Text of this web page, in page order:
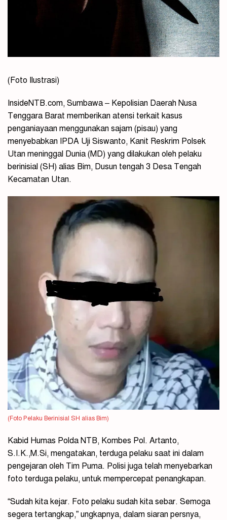
(Foto Ilustrasi)
InsideNTB.com, Sumbawa – Kepolisian Daerah Nusa
Tenggara Barat memberikan atensi terkait kasus
penganiayaan menggunakan sajam (pisau) yang
menyebabkan IPDA Uji Siswanto, Kanit Reskrim Polsek
Utan meninggal Dunia (MD) yang dilakukan oleh pelaku
berinisial (SH) alias Bim, Dusun tengah 3 Desa Tengah
Kecamatan Utan.
(Foto Pelaku Berinisial SH alias Bim)
Kabid Humas Polda NTB, Kombes Pol. Artanto,
S.I.K.,M.Si, mengatakan, terduga pelaku saat ini dalam
pengejaran oleh Tim Puma. Polisi juga telah menyebarkan
foto terduga pelaku, untuk mempercepat penangkapan.
“Sudah kita kejar. Foto pelaku sudah kita sebar. Semoga
segera tertangkap,” ungkapnya, dalam siaran persnya,